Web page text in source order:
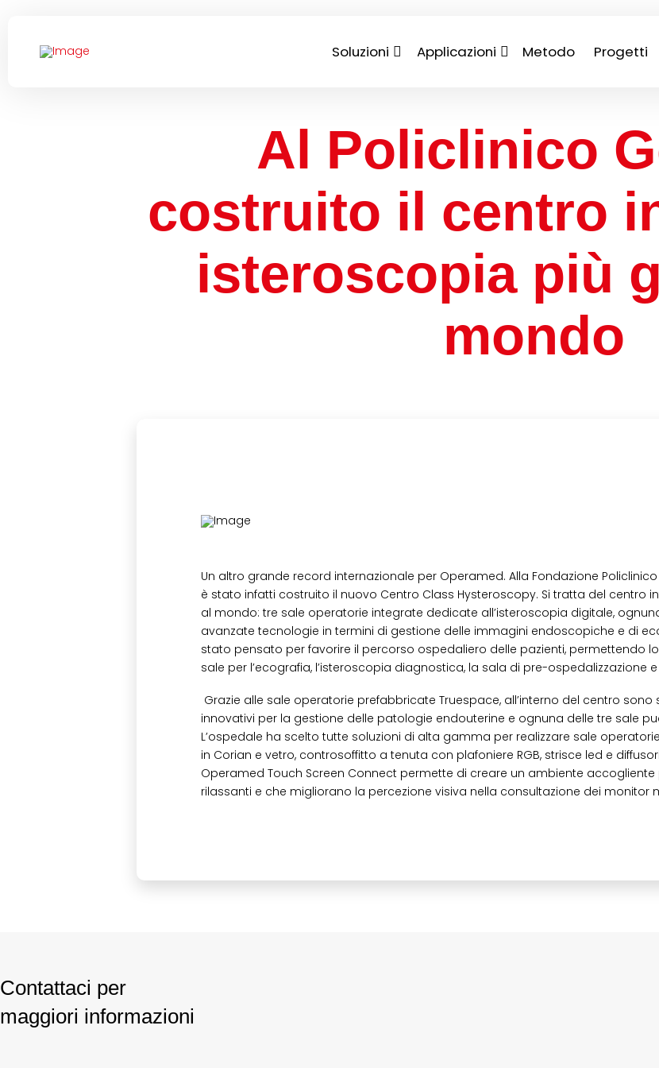
Soluzioni Applicazioni Metodo Progetti
Al Policlinico
costruito il centro
isteroscopia più
mondo
Un altro grande record internazionale per Operamed. Alla Fondazione
è stato infatti costruito il nuovo Centro Class Hysteroscopy. Si tratta del centro
al mondo: tre sale operatorie integrate dedicate all’isteroscopia digitale,
avanzate tecnologie in termini di gestione delle immagini endoscopiche e di
stato pensato per favorire il percorso ospedaliero delle pazienti, permettendo
sale per l’ecografia, l’isteroscopia diagnostica, la sala di pre-ospedalizzazione
Grazie alle sale operatorie prefabbricate Truespace, all’interno del centro
innovativi per la gestione delle patologie endouterine e ognuna delle tre sale
L’ospedale ha scelto tutte soluzioni di alta gamma per realizzare sale
in Corian e vetro, controsoffitto a tenuta con plafoniere RGB, strisce led e
Operamed Touch Screen Connect permette di creare un ambiente
rilassanti e che migliorano la percezione visiva nella consultazione dei monitor
Contattaci per
maggiori informazioni